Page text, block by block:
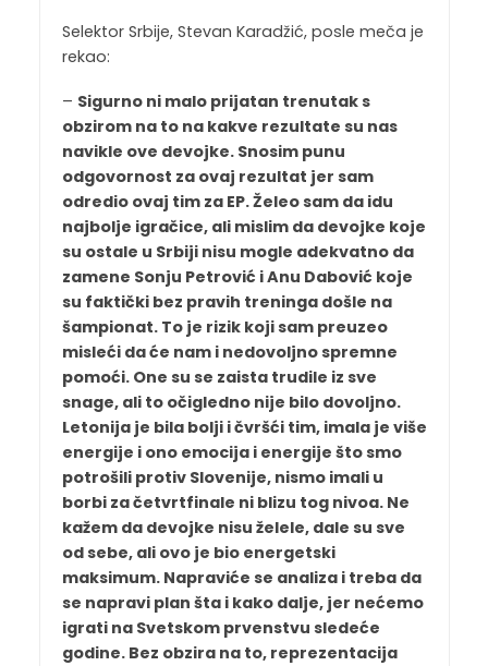
Selektor Srbije, Stevan Karadžić, posle meča je
rekao:
– Sigurno ni malo prijatan trenutak s
obzirom na to na kakve rezultate su nas
navikle ove devojke. Snosim punu
odgovornost za ovaj rezultat jer sam
odredio ovaj tim za EP. Želeo sam da idu
najbolje igračice, ali mislim da devojke koje
su ostale u Srbiji nisu mogle adekvatno da
zamene Sonju Petrović i Anu Dabović koje
su faktički bez pravih treninga došle na
šampionat. To je rizik koji sam preuzeo
misleći da će nam i nedovoljno spremne
pomoći. One su se zaista trudile iz sve
snage, ali to očigledno nije bilo dovoljno.
Letonija je bila bolji i čvršći tim, imala je više
energije i ono emocija i energije što smo
potrošili protiv Slovenije, nismo imali u
borbi za četvrtfinale ni blizu tog nivoa. Ne
kažem da devojke nisu želele, dale su sve
od sebe, ali ovo je bio energetski
maksimum. Napraviće se analiza i treba da
se napravi plan šta i kako dalje, jer nećemo
igrati na Svetskom prvenstvu sledeće
godine. Bez obzira na to, reprezentacija